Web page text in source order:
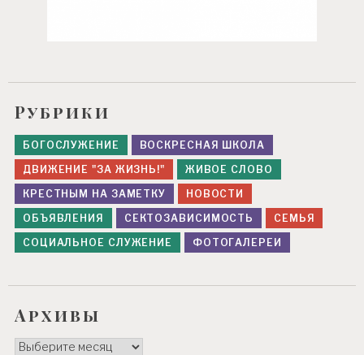
Рубрики
БОГОСЛУЖЕНИЕ
ВОСКРЕСНАЯ ШКОЛА
ДВИЖЕНИЕ "ЗА ЖИЗНЬ!"
ЖИВОЕ СЛОВО
КРЕСТНЫМ НА ЗАМЕТКУ
НОВОСТИ
ОБЪЯВЛЕНИЯ
СЕКТОЗАВИСИМОСТЬ
СЕМЬЯ
СОЦИАЛЬНОЕ СЛУЖЕНИЕ
ФОТОГАЛЕРЕИ
Архивы
Архивы